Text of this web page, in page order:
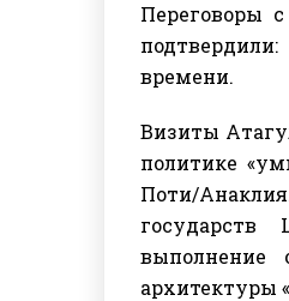
Переговоры
времени.
Визиты
политике
Поти/
государств
выполнение
архитектуры